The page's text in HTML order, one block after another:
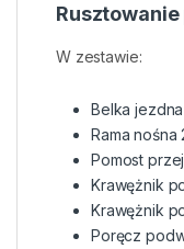
W zestawie:
Belka jezdna
Rama nośna
Pomost
Krawężnik
Krawężnik
Poręcz